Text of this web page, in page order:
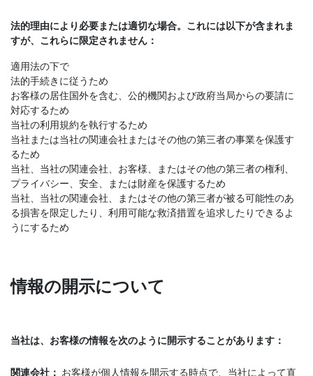
法的理由により必要または適切な場合。これには以下が含まれま
すが、これらに限定されません：
適用法の下で
法的手続きに従うため
お客様の居住国外を含む、公的機関および政府当局からの要請に
対応するため
当社の利用規約を執行するため
当社または当社の関連会社またはその他の第三者の事業を保護す
るため
当社、当社の関連会社、お客様、またはその他の第三者の権利、
プライバシー、安全、または財産を保護するため
当社、当社の関連会社、またはその他の第三者が被る可能性のあ
る損害を限定したり、利用可能な救済措置を追求したりできるよ
うにするため
情報の開示について
当社は、お客様の情報を次のように開示することがあります：
関連会社： お客様が個人情報を開示する時点で、当社によって直